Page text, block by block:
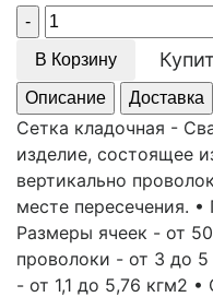
Quantity
В Корзину
Описание Доставка
Сетка кладочная -
изделие, состоящее
вертикально
месте пересечения. •
Размеры ячеек - от
проволоки - от 3 до
- от 1,1 до 5,76 кгм2